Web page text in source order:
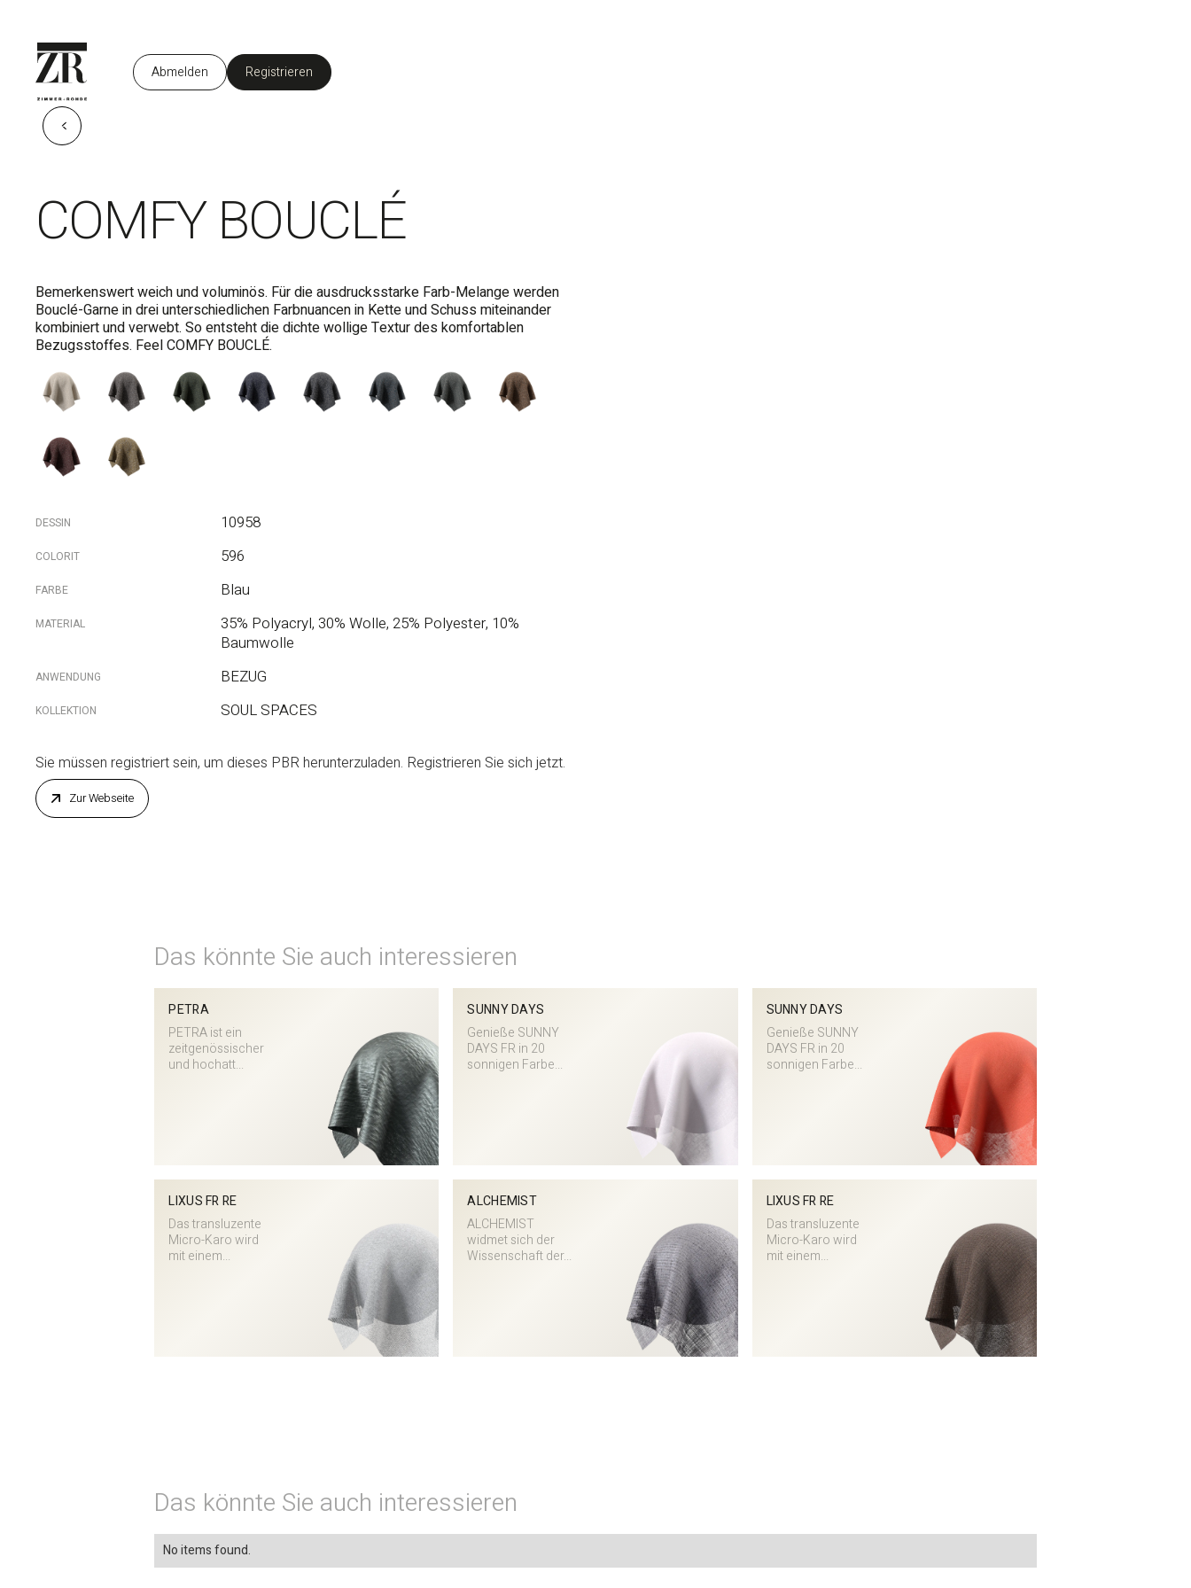
Abmelden Registrieren
COMFY BOUCLÉ
Bemerkenswert weich und voluminös. Für die ausdrucksstarke Farb-Melange werden
Bouclé-Garne in drei unterschiedlichen Farbnuancen in Kette und Schuss miteinander
kombiniert und verwebt. So entsteht die dichte wollige Textur des komfortablen
Bezugsstoffes. Feel COMFY BOUCLÉ.
DESSIN 10958
COLORIT 596
FARBE Blau
MATERIAL
35% Polyacryl, 30% Wolle, 25% Polyester, 10%
Baumwolle
ANWENDUNG BEZUG
KOLLEKTION SOUL SPACES
Sie müssen registriert sein, um dieses PBR herunterzuladen. Registrieren Sie sich jetzt.
Zur Webseite
Das könnte Sie auch interessieren
PETRA
PETRA ist ein
zeitgenössischer
und hochatt...
SUNNY DAYS
Genieße SUNNY
DAYS FR in 20
sonnigen Farbe...
SUNNY DAYS
Genieße SUNNY
DAYS FR in 20
sonnigen Farbe...
LIXUS FR RE
Das transluzente
Micro-Karo wird
mit einem...
ALCHEMIST
ALCHEMIST
widmet sich der
Wissenschaft der...
LIXUS FR RE
Das transluzente
Micro-Karo wird
mit einem...
Das könnte Sie auch interessieren
No items found.